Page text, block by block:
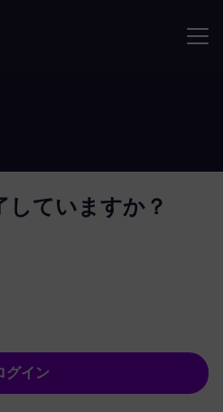
していますか？
ード
グイン